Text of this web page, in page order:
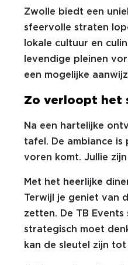
Zwolle biedt een
sfeervolle straten
lokale cultuur en
levendige pleinen
een mogelijke
Zo verloopt het
Na een hartelijke
tafel. De ambiance
voren komt. Jullie
Met het heerlijke
Terwijl je geniet van
zetten. De TB
strategisch moet
kan de sleutel zijn